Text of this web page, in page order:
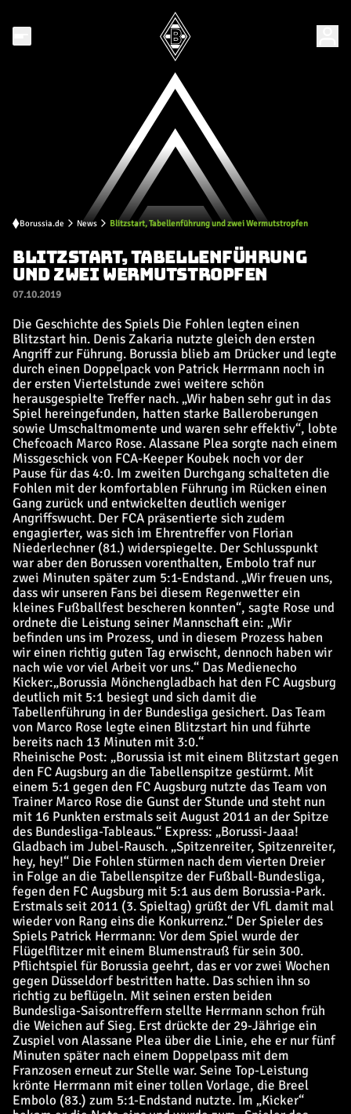
Borussia.de News Blitzstart, Tabellenführung und zwei Wermutstropfen
BLITZSTART, TABELLENFÜHRUNG
UND ZWEI WERMUTSTROPFEN
07.10.2019
Die Geschichte des Spiels Die Fohlen legten einen
Blitzstart hin. Denis Zakaria nutzte gleich den ersten
Angriff zur Führung. Borussia blieb am Drücker und legte
durch einen Doppelpack von Patrick Herrmann noch in
der ersten Viertelstunde zwei weitere schön
herausgespielte Treffer nach. „Wir haben sehr gut in das
Spiel hereingefunden, hatten starke Balleroberungen
sowie Umschaltmomente und waren sehr effektiv“, lobte
Chefcoach Marco Rose. Alassane Plea sorgte nach einem
Missgeschick von FCA-Keeper Koubek noch vor der
Pause für das 4:0. Im zweiten Durchgang schalteten die
Fohlen mit der komfortablen Führung im Rücken einen
Gang zurück und entwickelten deutlich weniger
Angriffswucht. Der FCA präsentierte sich zudem
engagierter, was sich im Ehrentreffer von Florian
Niederlechner (81.) widerspiegelte. Der Schlusspunkt
war aber den Borussen vorenthalten, Embolo traf nur
zwei Minuten später zum 5:1-Endstand. „Wir freuen uns,
dass wir unseren Fans bei diesem Regenwetter ein
kleines Fußballfest bescheren konnten“, sagte Rose und
ordnete die Leistung seiner Mannschaft ein: „Wir
befinden uns im Prozess, und in diesem Prozess haben
wir einen richtig guten Tag erwischt, dennoch haben wir
nach wie vor viel Arbeit vor uns.“ Das Medienecho
Kicker:„Borussia Mönchengladbach hat den FC Augsburg
deutlich mit 5:1 besiegt und sich damit die
Tabellenführung in der Bundesliga gesichert. Das Team
von Marco Rose legte einen Blitzstart hin und führte
bereits nach 13 Minuten mit 3:0.“
Rheinische Post: „Borussia ist mit einem Blitzstart gegen
den FC Augsburg an die Tabellenspitze gestürmt. Mit
einem 5:1 gegen den FC Augsburg nutzte das Team von
Trainer Marco Rose die Gunst der Stunde und steht nun
mit 16 Punkten erstmals seit August 2011 an der Spitze
des Bundesliga-Tableaus.“ Express: „Borussi-Jaaa!
Gladbach im Jubel-Rausch. „Spitzenreiter, Spitzenreiter,
hey, hey!“ Die Fohlen stürmen nach dem vierten Dreier
in Folge an die Tabellenspitze der Fußball-Bundesliga,
fegen den FC Augsburg mit 5:1 aus dem Borussia-Park.
Erstmals seit 2011 (3. Spieltag) grüßt der VfL damit mal
wieder von Rang eins die Konkurrenz.“ Der Spieler des
Spiels Patrick Herrmann: Vor dem Spiel wurde der
Flügelflitzer mit einem Blumenstrauß für sein 300.
Pflichtspiel für Borussia geehrt, das er vor zwei Wochen
gegen Düsseldorf bestritten hatte. Das schien ihn so
richtig zu beflügeln. Mit seinen ersten beiden
Bundesliga-Saisontreffern stellte Herrmann schon früh
die Weichen auf Sieg. Erst drückte der 29-Jährige ein
Zuspiel von Alassane Plea über die Linie, ehe er nur fünf
Minuten später nach einem Doppelpass mit dem
Franzosen erneut zur Stelle war. Seine Top-Leistung
krönte Herrmann mit einer tollen Vorlage, die Breel
Embolo (83.) zum 5:1-Endstand nutzte. Im „Kicker“